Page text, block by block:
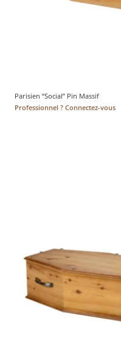
Parisien “Social” Pin Massif
Professionnel ? Connectez-vous